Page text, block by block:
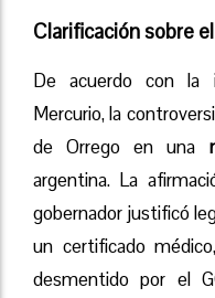
Clarificación sobre
De acuerdo con la
Mercurio, la
de Orrego en una
argentina. La
gobernador justificó
un certificado
desmentido por el